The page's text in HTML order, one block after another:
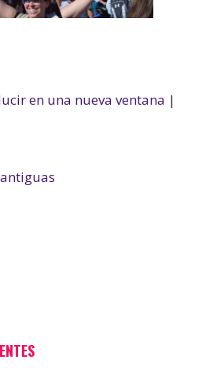
en una nueva ventana |